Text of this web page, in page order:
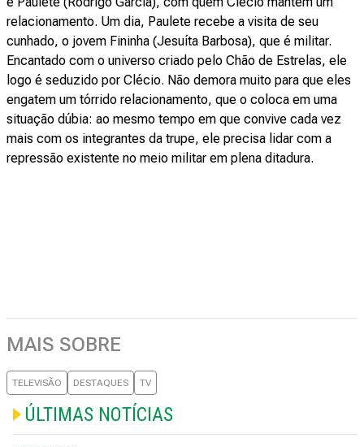
relacionamento. Um dia, Paulete recebe a visita de seu
cunhado, o jovem Fininha (Jesuíta Barbosa), que é militar.
Encantado com o universo criado pelo Chão de Estrelas, ele
logo é seduzido por Clécio. Não demora muito para que eles
engatem um tórrido relacionamento, que o coloca em uma
situação dúbia: ao mesmo tempo em que convive cada vez
mais com os integrantes da trupe, ele precisa lidar com a
repressão existente no meio militar em plena ditadura.
MAIS SOBRE
TELEVISÃO DESTAQUES TV
ÚLTIMAS NOTÍCIAS